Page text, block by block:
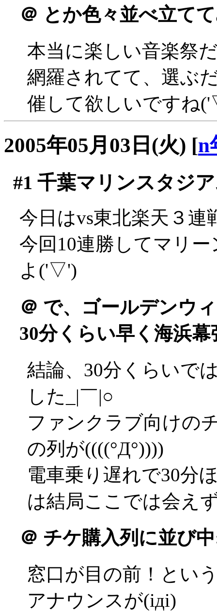
＠ とか色々並べ立て
本当に楽しい音楽祭
網羅されてて、選ぶ
催して欲しいですね
2005年05月03日(火) [n
#1 千葉マリンスタジ
今日はvs東北楽天３連
今回10連勝してマリ
よ('▽')
＠ で、ゴールデンウ
30分くらい早く海浜幕
結論、30分くらいで
した_|￣|○
ファンクラブ向けの
の列が((((°Д°))))
電車乗り遅れで30分
は結局ここでは会え
＠ チケ購入列に並び
窓口が目の前！とい
アナウンスが(iдi)